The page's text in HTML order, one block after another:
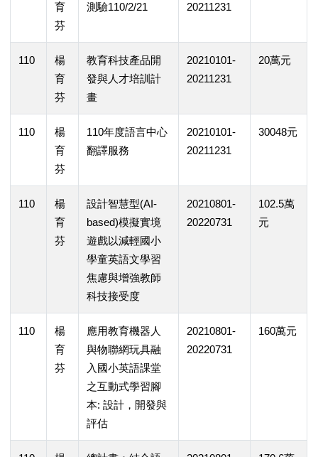
育
芬
測驗110/2/21
20211231
110
楊
育
芬
教育科技產品開
發與人才培訓計
畫
20210101-
20211231
20萬元
110
楊
育
芬
110年度語言中心
翻譯服務
20210101-
20211231
30048元
110
楊
育
芬
設計智慧型(AI-
based)模擬實境
遊戲以減輕國小
學童英語文學習
焦慮與增強教師
科技接受度
20210801-
20220731
102.5萬
元
110
楊
育
芬
應用教育機器人
與物聯網玩具融
入國小英語課堂
之互動式學習腳
本: 設計，開發與
評估
20210801-
20220731
160萬元